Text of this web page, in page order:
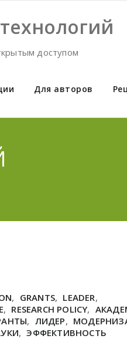
доступом
Для авторов
, GRANTS, LEADER,
, RESEARCH POLICY,
, ЛИДЕР,
, ЭФФЕКТИВНОСТЬ